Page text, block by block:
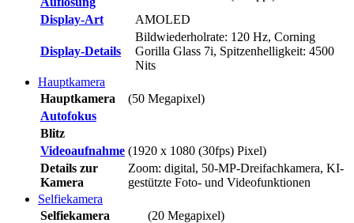
Display-Art
AMOLED
Display-Details
Bildwiederholrate: 120 Hz, Corning
Gorilla Glass 7i, Spitzenhelligkeit: 4500
Nits
Hauptkamera
Hauptkamera
(50 Megapixel)
Autofokus
Blitz
Videoaufnahme (1920 x 1080 (30fps) Pixel)
Details zur
Kamera
Zoom: digital, 50-MP-Dreifachkamera, KI-
gestützte Foto- und Videofunktionen
Selfiekamera
Selfiekamera
(20 Megapixel)